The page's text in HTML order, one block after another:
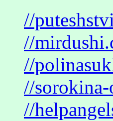
//
//
//
//
//